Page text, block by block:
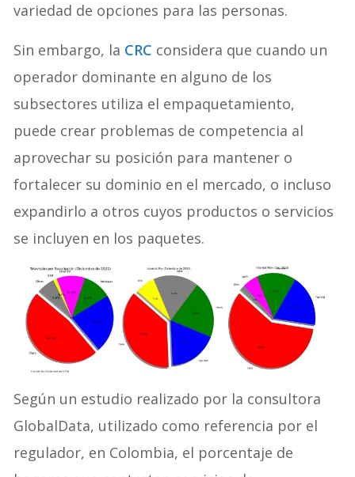
variedad de opciones para las personas.
Sin embargo, la CRC considera que cuando un
operador dominante en alguno de los
subsectores utiliza el empaquetamiento,
puede crear problemas de competencia al
aprovechar su posición para mantener o
fortalecer su dominio en el mercado, o incluso
expandirlo a otros cuyos productos o servicios
se incluyen en los paquetes.
Según un estudio realizado por la consultora
GlobalData, utilizado como referencia por el
regulador, en Colombia, el porcentaje de